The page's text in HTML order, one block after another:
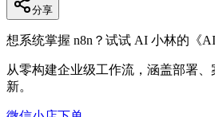
分享
想系统掌握 n8n？试试 AI 小林的《
从零构建企业级工作流，涵盖部署
新。